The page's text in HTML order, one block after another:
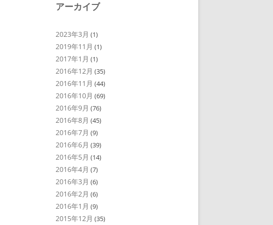
アーカイブ
2023年3月 (1)
2019年11月 (1)
2017年1月 (1)
2016年12月 (35)
2016年11月 (44)
2016年10月 (69)
2016年9月 (76)
2016年8月 (45)
2016年7月 (9)
2016年6月 (39)
2016年5月 (14)
2016年4月 (7)
2016年3月 (6)
2016年2月 (6)
2016年1月 (9)
2015年12月 (35)